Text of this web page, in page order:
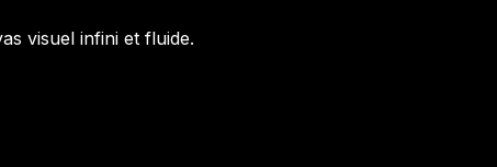
visuel infini et fluide.